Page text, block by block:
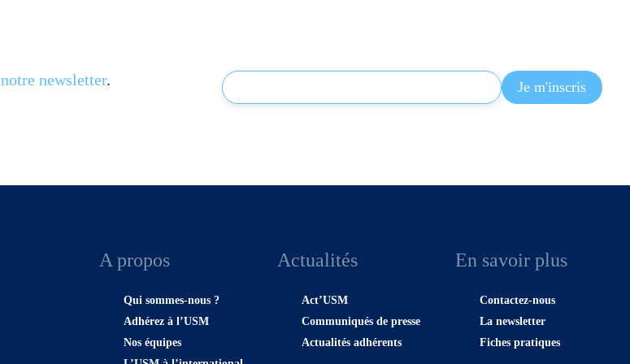
notre newsletter.
A propos
Qui sommes-nous ?
Adhérez à l’USM
Nos équipes
Actualités
Act’USM
Communiqués de presse
Actualités adhérents
En savoir plus
Contactez-nous
La newsletter
Fiches pratiques